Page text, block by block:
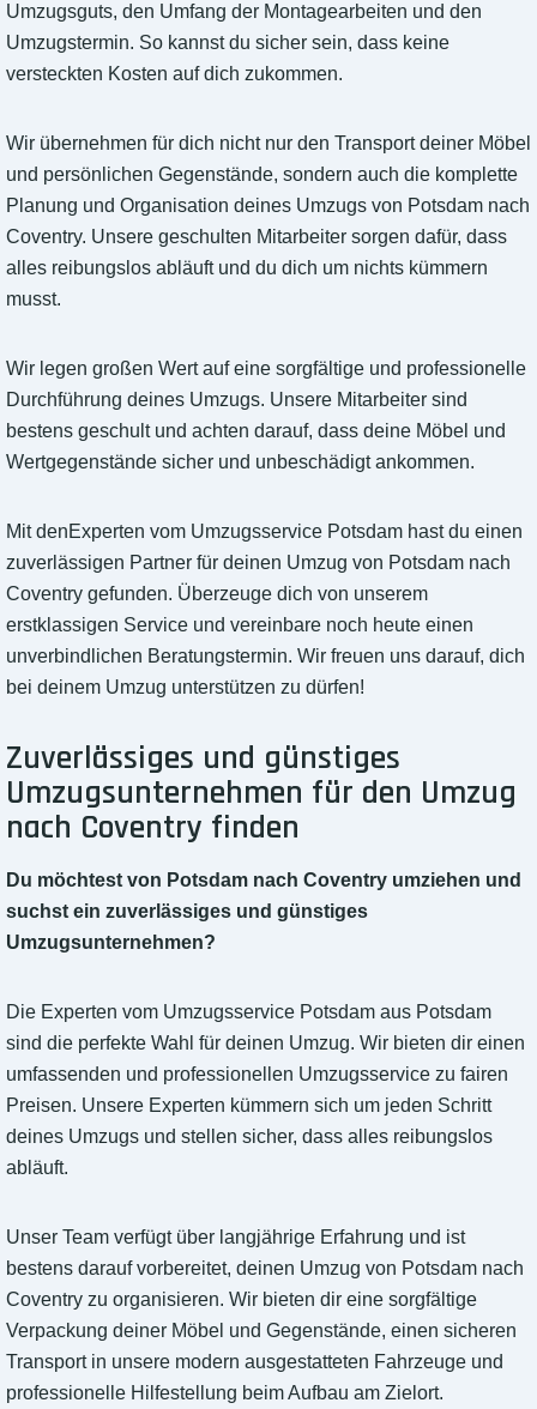
Umzugsguts, den Umfang der Montagearbeiten und den
Umzugstermin. So kannst du sicher sein, dass keine
versteckten Kosten auf dich zukommen.
Wir übernehmen für dich nicht nur den Transport deiner Möbel
und persönlichen Gegenstände, sondern auch die komplette
Planung und Organisation deines Umzugs von Potsdam nach
Coventry. Unsere geschulten Mitarbeiter sorgen dafür, dass
alles reibungslos abläuft und du dich um nichts kümmern
musst.
Wir legen großen Wert auf eine sorgfältige und professionelle
Durchführung deines Umzugs. Unsere Mitarbeiter sind
bestens geschult und achten darauf, dass deine Möbel und
Wertgegenstände sicher und unbeschädigt ankommen.
Mit denExperten vom Umzugsservice Potsdam hast du einen
zuverlässigen Partner für deinen Umzug von Potsdam nach
Coventry gefunden. Überzeuge dich von unserem
erstklassigen Service und vereinbare noch heute einen
unverbindlichen Beratungstermin. Wir freuen uns darauf, dich
bei deinem Umzug unterstützen zu dürfen!
Zuverlässiges und günstiges
Umzugsunternehmen für den Umzug
nach Coventry finden
Du möchtest von Potsdam nach Coventry umziehen und
suchst ein zuverlässiges und günstiges
Umzugsunternehmen?
Die Experten vom Umzugsservice Potsdam aus Potsdam
sind die perfekte Wahl für deinen Umzug. Wir bieten dir einen
umfassenden und professionellen Umzugsservice zu fairen
Preisen. Unsere Experten kümmern sich um jeden Schritt
deines Umzugs und stellen sicher, dass alles reibungslos
abläuft.
Unser Team verfügt über langjährige Erfahrung und ist
bestens darauf vorbereitet, deinen Umzug von Potsdam nach
Coventry zu organisieren. Wir bieten dir eine sorgfältige
Verpackung deiner Möbel und Gegenstände, einen sicheren
Transport in unsere modern ausgestatteten Fahrzeuge und
professionelle Hilfestellung beim Aufbau am Zielort.